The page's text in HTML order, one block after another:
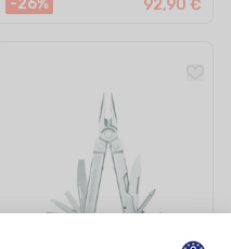
-26% 92,90 €